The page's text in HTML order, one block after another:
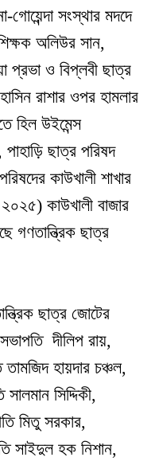
গোয়েন্দা সংস্থার মদদে
অলিউর সান,
প্রভা ও বিপ্লবী ছাত্র
রাশার ওপর হামলার
হিল উইমেন্স
ছাত্র পরিষদ
কাউখালী শাখার
কাউখালী বাজার
গণতান্ত্রিক ছাত্র
ছাত্র জোটের
দীলিপ রায়,
হায়দার চঞ্চল,
সিদ্দিকী,
মিতু সরকার,
সাইদুল হক নিশান,